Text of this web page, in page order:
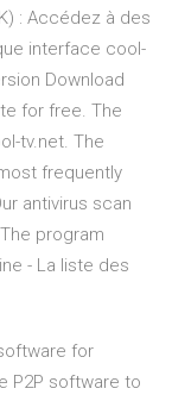
: Accédez à des
interface cool-
Download
for free. The
tv.net. The
frequently
antivirus scan
program
- La liste des
for
P2P software to